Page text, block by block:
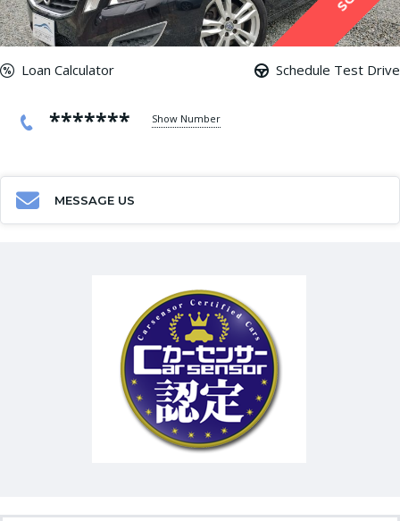
Loan Calculator Schedule Test Drive
******* Show Number
MESSAGE US